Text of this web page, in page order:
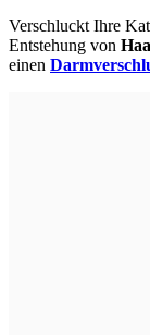
Verschluckt Ihre
Entstehung von
einen